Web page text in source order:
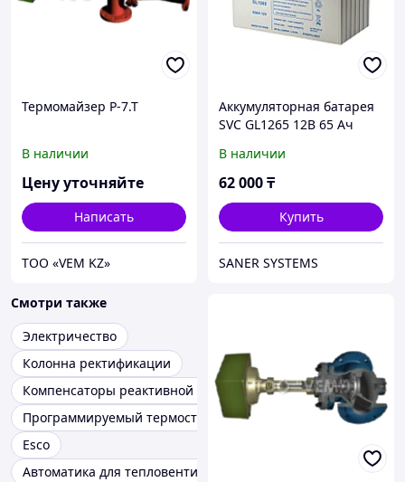
Термомайзер Р-7.Т
В наличии
Цену уточняйте
Написать
ТОО «VEM KZ»
Аккумуляторная батарея
SVC GL1265 12В 65 Ач
В наличии
62 000₸
Купить
SANER SYSTEMS
Смотри также
Электричество
Колонна ректификации
Компенсаторы реактивной мощности
Программируемый термостат volcano eh20.3
Esco
Автоматика для тепловентиляторов VOLCANO